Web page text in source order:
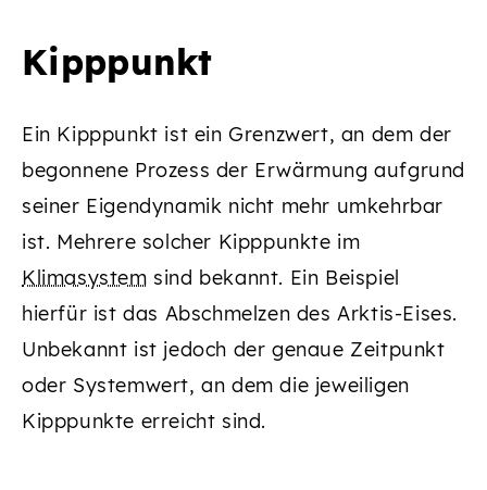
Kipppunkt
Ein Kipppunkt ist ein Grenzwert, an dem der
begonnene Prozess der Erwärmung aufgrund
seiner Eigendynamik nicht mehr umkehrbar
ist. Mehrere solcher Kipppunkte im
Klimasystem sind bekannt. Ein Beispiel
hierfür ist das Abschmelzen des Arktis-Eises.
Unbekannt ist jedoch der genaue Zeitpunkt
oder Systemwert, an dem die jeweiligen
Kipppunkte erreicht sind.